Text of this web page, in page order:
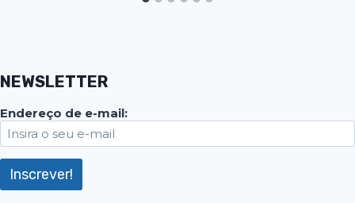
NEWSLETTER
Endereço de e-mail: